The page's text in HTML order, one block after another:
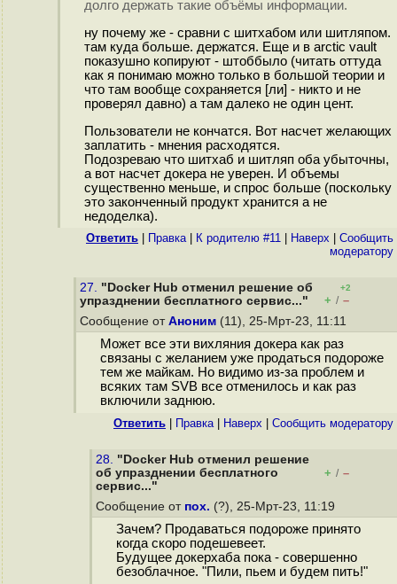
долго держать такие объёмы информации.
ну почему же - сравни с шитхабом или шитляпом.
там куда больше. держатся. Еще и в arctic vault
показушно копируют - штоббыло (читать оттуда
как я понимаю можно только в большой теории и
что там вообще сохраняется [ли] - никто и не
проверял давно) а там далеко не один цент.
Пользователи не кончатся. Вот насчет желающих
заплатить - мнения расходятся.
Подозреваю что шитхаб и шитляп оба убыточны,
а вот насчет докера не уверен. И объемы
существенно меньше, и спрос больше (поскольку
это законченный продукт хранится а не
недоделка).
Ответить Правка| К родителю #11 Наверх
Cообщить
модератору
27. "Docker Hub отменил решение об
упразднении бесплатного сервис..."
+2
+ / –
Сообщение от Аноним (11), 25-Мрт-23, 11:11
Может все эти вихляния докера как раз
связаны с желанием уже продаться подороже
тем же майкам. Но видимо из-за проблем и
всяких там SVB все отменилось и как раз
включили заднюю.
Ответить Правка| Наверх Cообщить модератору
28. "Docker Hub отменил решение
об упразднении бесплатного
сервис..."
+ / –
Сообщение от пох. (?), 25-Мрт-23, 11:19
Зачем? Продаваться подороже принято
когда скоро подешевеет.
Будущее докерхаба пока - совершенно
безоблачное. "Пили, пьем и будем пить!"